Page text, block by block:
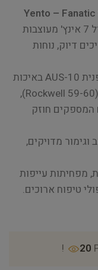
Yento –
מספריים מעוקלות Yento Fanatic בגודל 7 אינץ' מעוצבות
דיוק, נוחות
המספריים, העשויות מפלדת אל-חלד יפנית AUS-10 באיכות
גבוהה, מתהדרות בקשיחות יוצאת דופן (Rockwell 59-60),
המספקים חוזק
מדויקים,
מפחיתות עייפות
טיפוח ארוכים.
20